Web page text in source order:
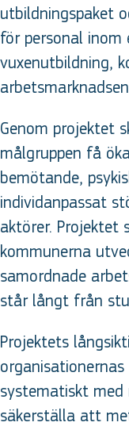
utbildningspaket
för personal inom
vuxenutbildning,
Genom projektet
målgruppen få
bemötande,
individanpassat
aktörer. Projektet
kommunerna
samordnade
står långt från
Projektets
systematiskt
säkerställa att